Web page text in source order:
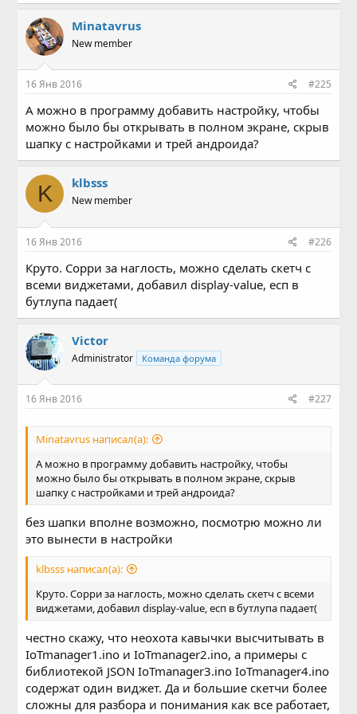
а
к
ц
и
и
:
Minatavrus
New member
16 Янв 2016 #225
А можно в программу добавить настройку, чтобы
можно было бы открывать в полном экране, скрыв
шапку с настройками и трей андроида?
K klbsss
New member
16 Янв 2016 #226
Круто. Сорри за наглость, можно сделать скетч с
всеми виджетами, добавил display-value, есп в
бутлупа падает(
Victor
Administrator Команда форума
16 Янв 2016 #227
Minatavrus написал(а):
А можно в программу добавить настройку, чтобы
можно было бы открывать в полном экране, скрыв
шапку с настройками и трей андроида?
без шапки вполне возможно, посмотрю можно ли
это вынести в настройки
klbsss написал(а):
Круто. Сорри за наглость, можно сделать скетч с всеми
виджетами, добавил display-value, есп в бутлупа падает(
честно скажу, что неохота кавычки высчитывать в
IoTmanager1.ino и IoTmanager2.ino, а примеры с
библиотекой JSON IoTmanager3.ino IoTmanager4.ino
содержат один виджет. Да и большие скетчи более
сложны для разбора и понимания как все работает,